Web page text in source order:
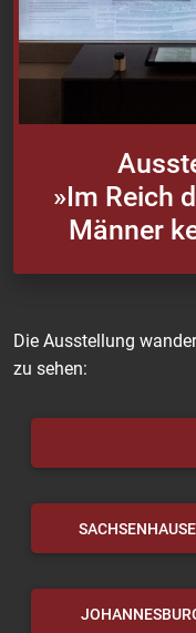
»Im Reich
Männer
Die Ausstellung
zu sehen: